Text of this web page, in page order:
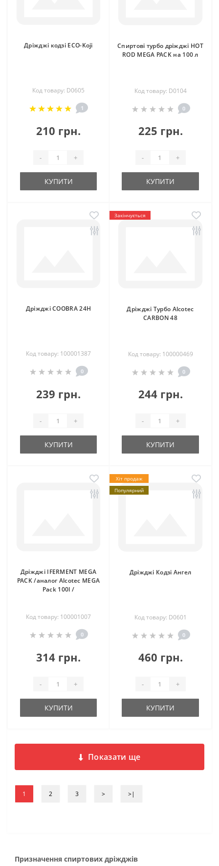
Дріжджі кодзі ECO-Koji
Код товару: D0605
1
210 грн.
- +
КУПИТИ
Спиртові турбо дріжджі HOT
ROD MEGA PACK на 100 л
Код товару: D0104
0
225 грн.
- +
КУПИТИ
Дріжджі COOBRA 24H
Код товару: 100001387
0
239 грн.
- +
КУПИТИ
Закінчується
Дріжджі Турбо Alcotec
CARBON 48
Код товару: 100000469
0
244 грн.
- +
КУПИТИ
Дріжджі IFERMENT MEGA
PACK /аналог Alcotec MEGA
Pack 100l /
Код товару: 100001007
0
314 грн.
- +
КУПИТИ
Хіт продаж
Популярний
Дріжджі Кодзі Ангел
Код товару: D0601
0
460 грн.
- +
КУПИТИ
Показати ще
1 2 3 > >|
Призначення спиртових дріжджів